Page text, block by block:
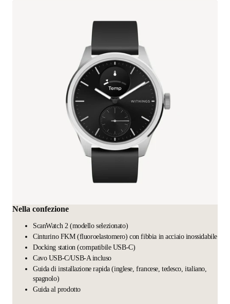
Nella confezione
ScanWatch 2 (modello selezionato)
Cinturino FKM (fluoroelastomero) con fibbia in acciaio inossidabile
Docking station (compatibile USB-C)
Cavo USB-C/USB-A incluso
Guida di installazione rapida (inglese, francese, tedesco, italiano,
spagnolo)
Guida al prodotto